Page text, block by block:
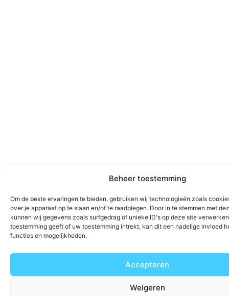
Beheer toestemming
Om de beste ervaringen te bieden, gebruiken wij technologieën zoals
over je apparaat op te slaan en/of te raadplegen. Door in te stemmen met
kunnen wij gegevens zoals surfgedrag of unieke ID's op deze site
toestemming geeft of uw toestemming intrekt, kan dit een nadelige invloed
functies en mogelijkheden.
Accepteren
Weigeren